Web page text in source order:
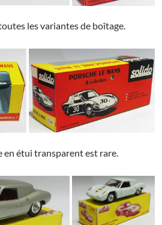
les variantes de boîtage.
en étui transparent est rare.